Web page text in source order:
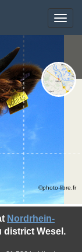
Toggle
Nordrhein-
district Wesel.
©photo-libre.fr
Toggle